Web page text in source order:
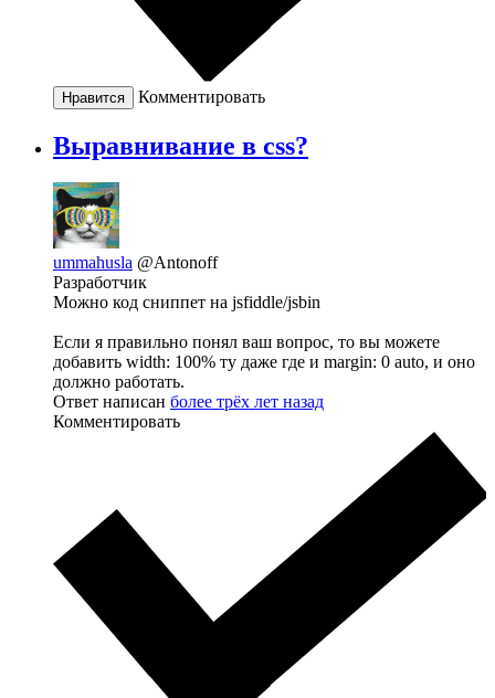
Нравится Комментировать
Выравнивание в css?
ummahusla @Antonoff
Разработчик
Можно код сниппет на jsfiddle/jsbin
Если я правильно понял ваш вопрос, то вы можете
добавить width: 100% ту даже где и margin: 0 auto, и оно
должно работать.
Ответ написан более трёх лет назад
Комментировать